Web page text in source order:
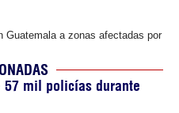
Guatemala a zonas afectadas por
57 mil policías durante